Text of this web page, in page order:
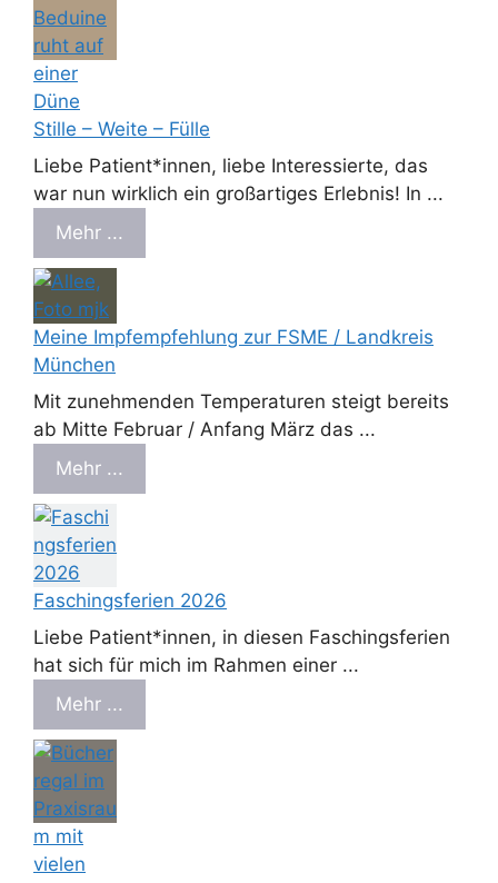
Stille – Weite – Fülle
Liebe Patient*innen, liebe Interessierte, das
war nun wirklich ein großartiges Erlebnis! In ...
Mehr ...
Meine Impfempfehlung zur FSME / Landkreis
München
Mit zunehmenden Temperaturen steigt bereits
ab Mitte Februar / Anfang März das ...
Mehr ...
Faschingsferien 2026
Liebe Patient*innen, in diesen Faschingsferien
hat sich für mich im Rahmen einer ...
Mehr ...